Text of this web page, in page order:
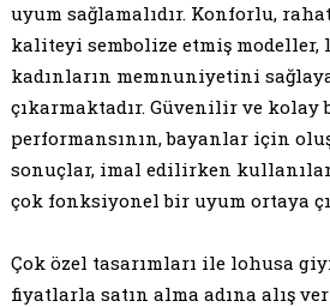
uyum sağlamalıdır. Konforlu,
kaliteyi sembolize etmiş
kadınların memnuniyetini
çıkarmaktadır. Güvenilir ve kolay
performansının, bayanlar için
sonuçlar, imal edilirken
çok fonksiyonel bir uyum ortaya
Çok özel tasarımları ile lohusa
fiyatlarla satın alma adına alış